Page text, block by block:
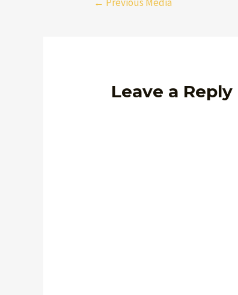
Leave a Reply